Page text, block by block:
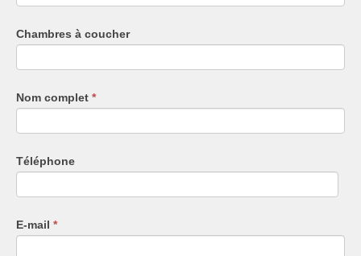
Chambres à coucher
Nom complet *
Téléphone
E-mail *